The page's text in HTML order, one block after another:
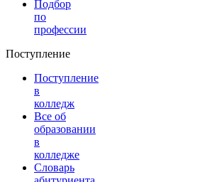
Подбор
по
профессии
Поступление
Поступление
в
колледж
Все об
образовании
в
колледже
Словарь